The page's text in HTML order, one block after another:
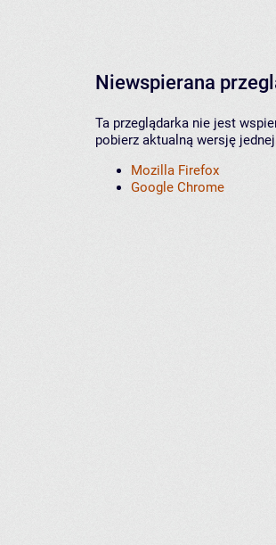
Niewspierana
Ta przeglądarka nie jest
pobierz aktualną wersję
Mozilla Firefox
Google Chrome